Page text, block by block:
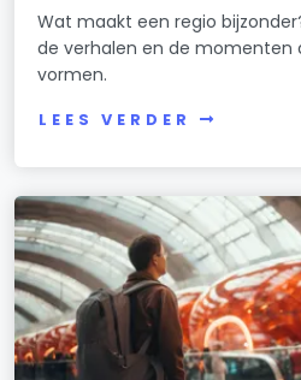
Wat maakt een regio
de verhalen en de momenten
vormen.
LEES VERDER